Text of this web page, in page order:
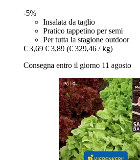
-5%
Insalata da taglio
Pratico tappetino per semi
Per tutta la stagione outdoor
€ 3,69 € 3,89 (€ 329,46 / kg)
Consegna entro il giorno 11 agosto